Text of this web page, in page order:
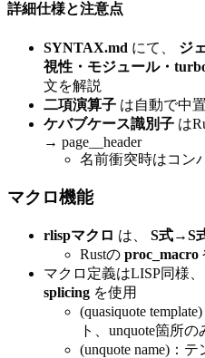
詳細仕様と注意点
SYNTAX.md にて、 ジ
視性・モジュール・
文を解説
二項演算子 は自動で中
ケバブケース識別子 は
→ page__header
名前衝突時はコン
マクロ機能
rlispマクロ は、 S式→S
Rustの proc_macro
マクロ定義はLISP同様、
splicing を使用
(quasiquote
ト、unquote箇所の
(unquote name)：